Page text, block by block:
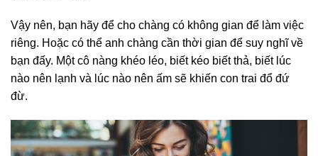
Vậy nên, bạn hãy để cho chàng có không gian để làm việc
riêng. Hoặc có thể anh chàng cần thời gian để suy nghĩ về
bạn đấy. Một cô nàng khéo léo, biết kéo biết thả, biết lúc
nào nên lạnh và lúc nào nên ấm sẽ khiến con trai đổ đứ
đừ.